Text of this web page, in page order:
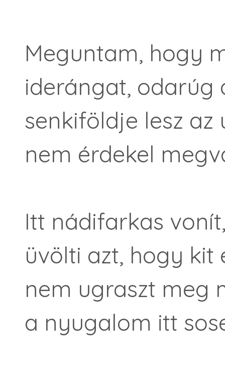
Meguntam, hogy
iderángat, odarúg
senkiföldje lesz az
nem érdekel
Itt nádifarkas
üvölti azt, hogy kit
nem ugraszt meg
a nyugalom itt